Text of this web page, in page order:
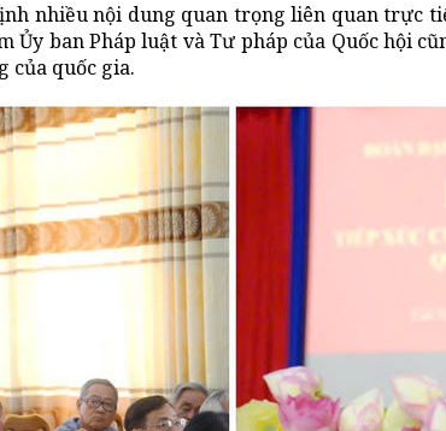
nhiều nội dung quan trọng liên quan trực
Ủy ban Pháp luật và Tư pháp của Quốc hội
của quốc gia.